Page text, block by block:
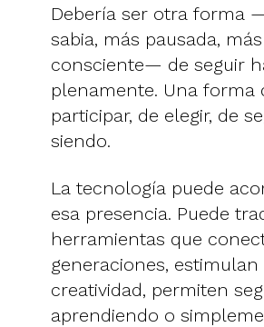
Debería ser otra forma
sabia, más pausada, más
consciente— de seguir
plenamente. Una forma
participar, de elegir, de
siendo.
La tecnología puede
esa presencia. Puede
herramientas que
generaciones, estimulan
creatividad, permiten
aprendiendo o